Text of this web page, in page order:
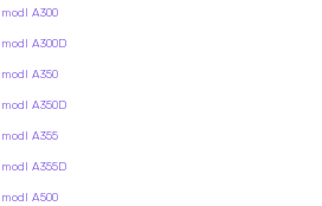
modl A300
modl A300D
modl A350
modl A350D
modl A355
modl A355D
modl A500